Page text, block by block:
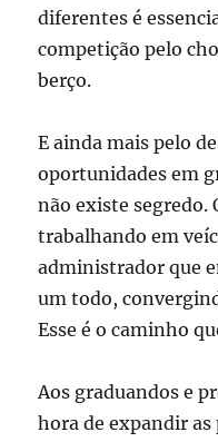
diferentes é
competição pelo
berço.
E ainda mais pelo
oportunidades em
não existe segredo.
trabalhando em
administrador que
um todo,
Esse é o caminho
Aos graduandos e
hora de expandir